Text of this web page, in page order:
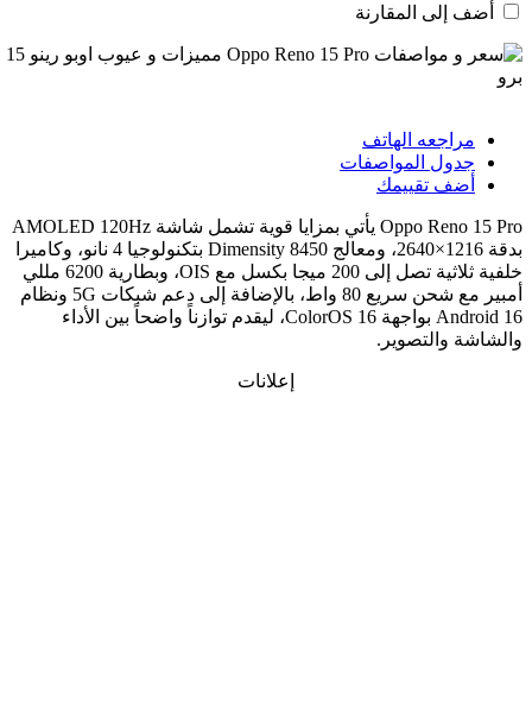
أضف إلى المقارنة
مراجعه الهاتف
جدول المواصفات
أضف تقييمك
Oppo Reno 15 Pro يأتي بمزايا قوية تشمل شاشة AMOLED 120Hz
بدقة 1216×2640، ومعالج Dimensity 8450 بتكنولوجيا 4 نانو، وكاميرا
خلفية ثلاثية تصل إلى 200 ميجا بكسل مع OIS، وبطارية 6200 مللي
أمبير مع شحن سريع 80 واط، بالإضافة إلى دعم شبكات 5G ونظام
Android 16 بواجهة ColorOS 16، ليقدم توازناً واضحاً بين الأداء
والتصوير.
إعلانات